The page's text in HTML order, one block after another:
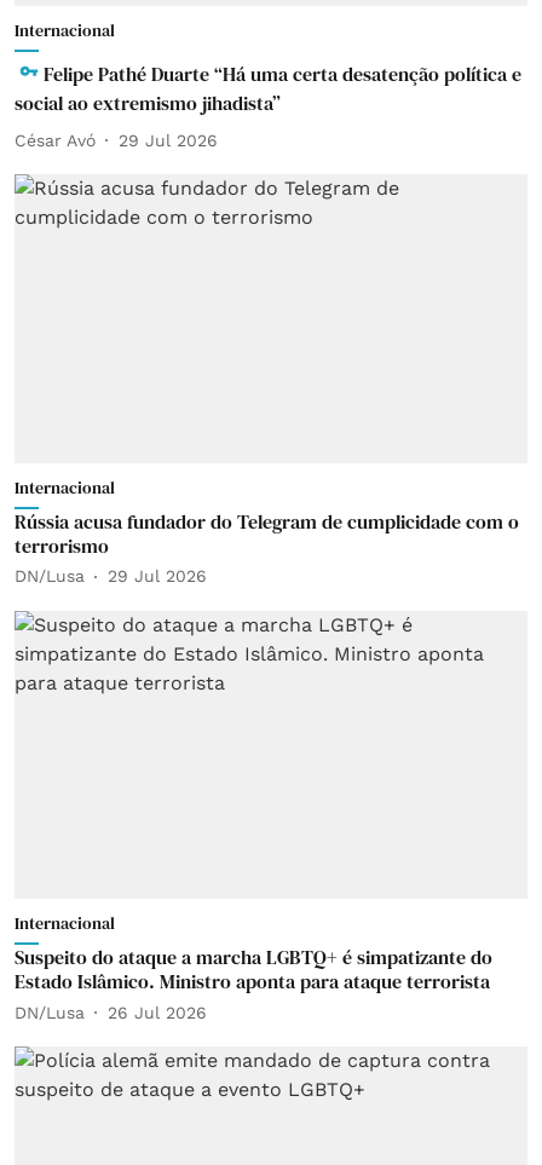
Internacional
Felipe Pathé Duarte “Há uma certa desatenção política e
social ao extremismo jihadista”
César Avó 29 Jul 2026
Internacional
Rússia acusa fundador do Telegram de cumplicidade com o
terrorismo
DN/Lusa 29 Jul 2026
Internacional
Suspeito do ataque a marcha LGBTQ+ é simpatizante do
Estado Islâmico. Ministro aponta para ataque terrorista
DN/Lusa 26 Jul 2026